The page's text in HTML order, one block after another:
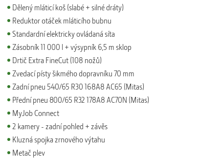
Dělený mláticí koš (slabé + silné dráty)
Reduktor otáček mláticího bubnu
Standardní elektricky ovládaná síta
Zásobník 11 000 l + výsypník 6,5 m sklop
Drtič Extra FineCut (108 nožů)
Zvedací písty šikmého dopravníku 70 mm
Zadní pneu 540/65 R30 168A8 AC65 (Mitas)
Přední pneu 800/65 R32 178A8 AC70N (Mitas)
MyJob Connect
2 kamery - zadní pohled + závěs
Kluzná spojka zrnového výtahu
Metač plev